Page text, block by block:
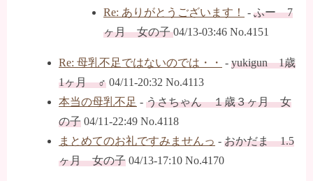
Re: ありがとうございます！
- ふー 7
ヶ月 女の子04/13-03:46 No.4151
Re: 母乳不足ではないのでは・・ - yukigun 1歳
1ヶ月 ♂ 04/11-20:32 No.4113
本当の母乳不足 - うさちゃん １歳３ヶ月 女
の子 04/11-22:49 No.4118
まとめてのお礼ですみませんっ - おかだま 1.5
ヶ月 女の子 04/13-17:10 No.4170